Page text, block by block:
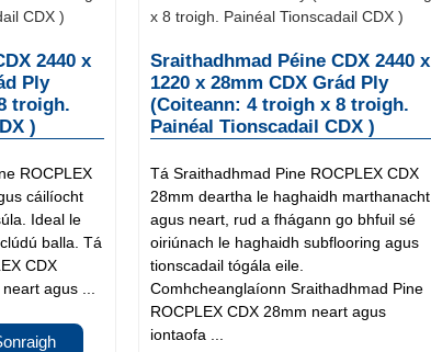
2440 x
Ply
troigh.
)
ROCPLEX
cáilíocht
Ideal le
balla. Tá
CDX
agus ...
Sraithadhmad Péine CDX 2440 x
1220 x 28mm CDX Grád Ply
(Coiteann: 4 troigh x 8 troigh.
Painéal Tionscadail CDX )
Tá Sraithadhmad Pine ROCPLEX CDX
28mm deartha le haghaidh marthanacht
agus neart, rud a fhágann go bhfuil sé
oiriúnach le haghaidh subflooring agus
tionscadail tógála eile.
Comhcheanglaíonn Sraithadhmad Pine
ROCPLEX CDX 28mm neart agus
iontaofa ...